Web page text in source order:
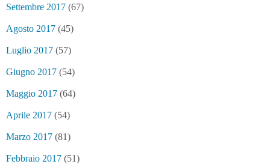
Settembre 2017 (67)
Agosto 2017 (45)
Luglio 2017 (57)
Giugno 2017 (54)
Maggio 2017 (64)
Aprile 2017 (54)
Marzo 2017 (81)
Febbraio 2017 (51)